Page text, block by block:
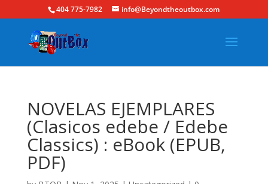
404 775-7982 info@Beyondtheoutbox.com
NOVELAS EJEMPLARES
(Clasicos edebe / Edebe
Classics) : eBook (EPUB,
PDF)